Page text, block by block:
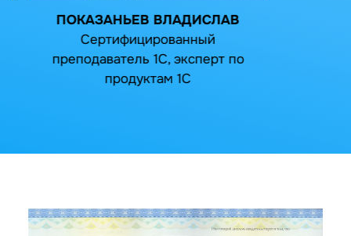
ПОКАЗАНЬЕВ ВЛАДИСЛАВ
Сертифицированный
преподаватель 1С, эксперт по
продуктам 1С